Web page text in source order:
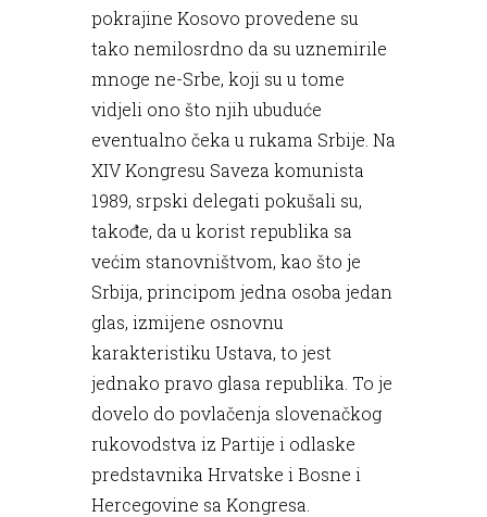
pokrajine Kosovo provedene su
tako nemilosrdno da su uznemirile
mnoge ne-Srbe, koji su u tome
vidjeli ono što njih ubuduće
eventualno čeka u rukama Srbije. Na
XIV Kongresu Saveza komunista
1989, srpski delegati pokušali su,
takođe, da u korist republika sa
većim stanovništvom, kao što je
Srbija, principom jedna osoba jedan
glas, izmijene osnovnu
karakteristiku Ustava, to jest
jednako pravo glasa republika. To je
dovelo do povlačenja slovenačkog
rukovodstva iz Partije i odlaske
predstavnika Hrvatske i Bosne i
Hercegovine sa Kongresa.